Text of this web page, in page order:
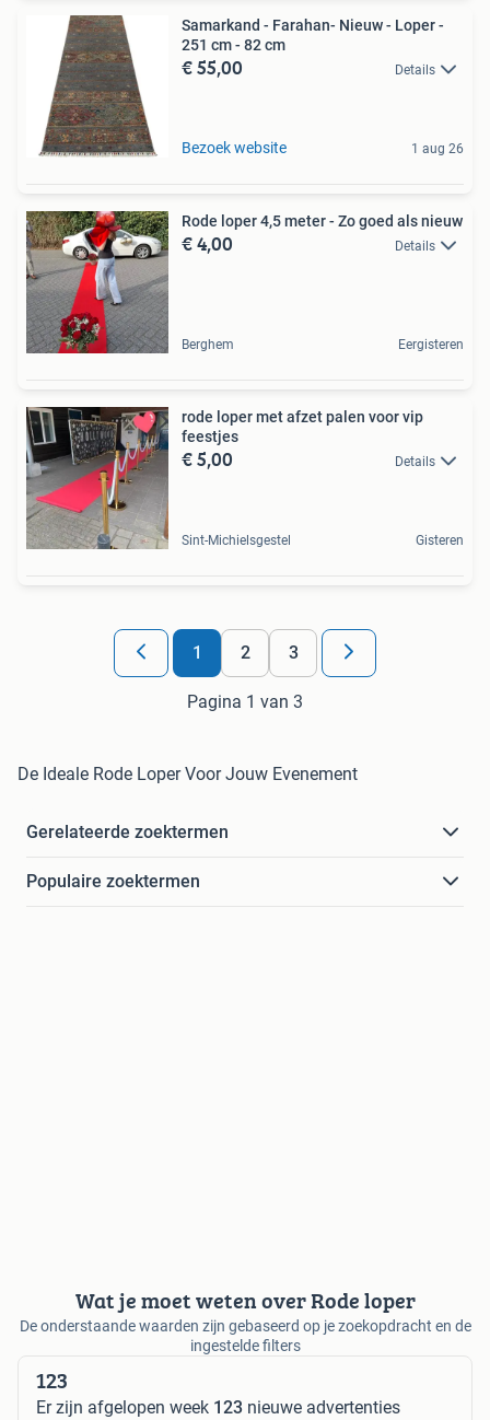
Samarkand - Farahan- Nieuw - Loper -
251 cm - 82 cm
€ 55,00 Details
Bezoek website 1 aug 26
Rode loper 4,5 meter - Zo goed als nieuw
€ 4,00 Details
Berghem Eergisteren
rode loper met afzet palen voor vip
feestjes
€ 5,00 Details
Sint-Michielsgestel Gisteren
1 2 3
Pagina 1 van 3
De Ideale Rode Loper Voor Jouw Evenement
Gerelateerde zoektermen
Populaire zoektermen
Wat je moet weten over Rode loper
De onderstaande waarden zijn gebaseerd op je zoekopdracht en de
ingestelde filters
123
Er zijn afgelopen week 123 nieuwe advertenties